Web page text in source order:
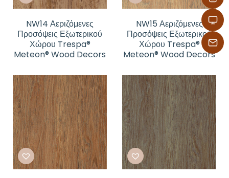
NW14 Αεριζόμενες
Προσόψεις Εξωτερικού
Χώρου Trespa®
Meteon® Wood Decors
NW15 Αεριζόμενες
Προσόψεις Εξωτερικού
Χώρου Trespa®
Meteon® Wood Decors